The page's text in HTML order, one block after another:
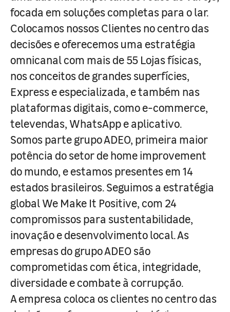
focada em soluções completas para o lar.
Colocamos nossos Clientes no centro das
decisões e oferecemos uma estratégia
omnicanal com mais de 55 Lojas físicas,
nos conceitos de grandes superfícies,
Express e especializada, e também nas
plataformas digitais, como e-commerce,
televendas, WhatsApp e aplicativo.
Somos parte grupo ADEO, primeira maior
potência do setor de home improvement
do mundo, e estamos presentes em 14
estados brasileiros. Seguimos a estratégia
global We Make It Positive, com 24
compromissos para sustentabilidade,
inovação e desenvolvimento local. As
empresas do grupo ADEO são
comprometidas com ética, integridade,
diversidade e combate à corrupção.
A empresa coloca os clientes no centro das